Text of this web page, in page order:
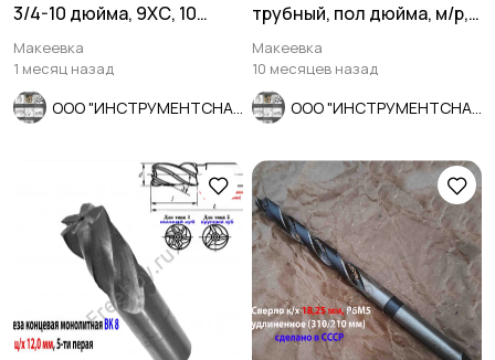
3/4-10 дюйма, 9ХС, 10
ниток на дюйм, 45/18 мм.
Макеевка
1 месяц назад
трубный, пол дюйма, м/р,
Р6М5, 80/35 мм, СССР
Макеевка
10 месяцев назад